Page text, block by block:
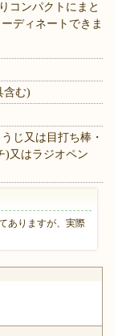
コンパクトにまと
ディネートできま
含む)
じ又は目打ち棒・
)又はラジオペン
ありますが、実際